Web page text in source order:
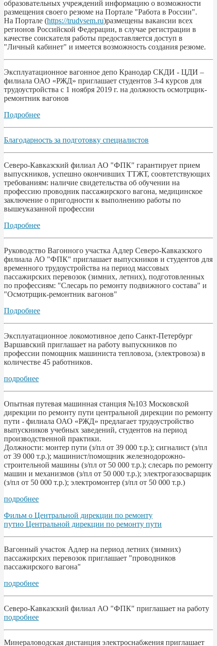
образовательных учреждений информацию о возможности
размещения своего резюме на Портале "Работа в России".
На Портале (https://trudvsem.ru)размещены вакансии всех
регионов Российской Федерации, в случае регистрации в
качестве соискателя работы предоставляется доступ в
"Личный кабинет" и имеется возможность создания резюме.
Эксплуатационное вагонное депо Кранодар СКДИ - ЦДИ –
филиала ОАО «РЖД» приглашает студентов 3-4 курсов для
трудоустройства с 1 ноября 2019 г. на должность осмотрщик-
ремонтник вагонов
Подробнее
Благодарность за подготовку специалистов
Северо-Кавказский филиал АО "ФПК" гарантирует прием
выпускников, успешно окончивших ТТЖТ, соовтетствующих
требованиям: наличие свидетельства об обучении на
профессию проводник пассажирского вагона, медицинское
заключение о пригодности к выполнению работы по
вышеуказанной профессии
Подробнее
Руководство Вагонного участка Адлер Северо-Кавказского
филиала АО "ФПК" приглашает выпускников и студентов для
временного трудоустройства на период массовых
пассажирских перевозок (зимних, летних), подготовленных
по профессиям: "Слесарь по ремонту подвижного состава" и
"Осмотрщик-ремонтник вагонов"
Подробнее
Эксплуатационное локомотивное депо Санкт-Петербург
Варшавский приглашает на работу выпускников по
профессии помощник машиниста тепловоза, (электровоза) в
количестве 45 работников.
подробнее
Опытная путевая машинная станция №103 Московской
дирекции по ремонту пути центральной дирекции по ремонту
пути - филиала ОАО «РЖД» предлагает трудоустройство
выпускников учебных заведений, студентов на период
производственной практики.
Должности: монтер пути (з/пл от 39 000 т.р.); сигналист (з/пл
от 39 000 т.р.); машинист/помощник железнодорожно-
строительной машины (з/пл от 50 000 т.р.); слесарь по ремонту
машин и механизмов (з/пл от 50 000 т.р.); электрогазосварщик
(з/пл от 50 000 т.р.); электромонтер (з/пл от 50 000 т.р.)
подробнее
Фильм о Центральной дирекции по ремонту
путио Центральной дирекции по ремонту пути
Вагонный участок Адлер на период летних (зимних)
пассажирских перевозок приглашает "проводников
пассажирского вагона"
подробнее
Северо-Кавказский филиал АО "ФПК" приглашает на работу
подробнее
Минераловодская дистанция электроснабжения приглашает